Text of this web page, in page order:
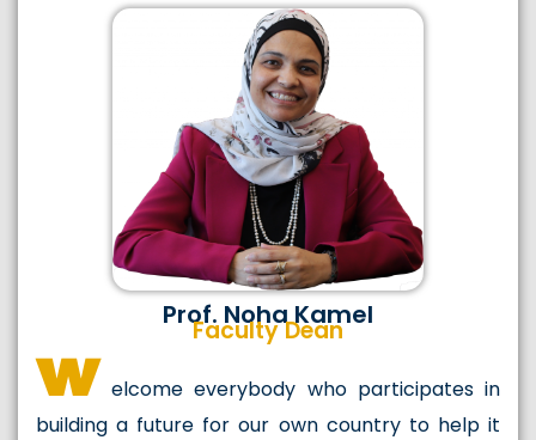
Prof. Noha Kamel
Faculty Dean
w elcome everybody who participates in
building a future for our own country to help it